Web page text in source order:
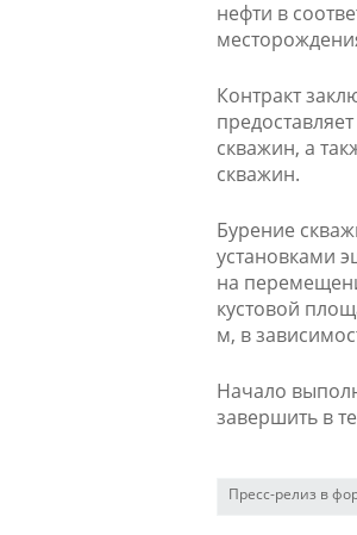
нефти в
Контракт
скважин, а
скважин.
Бурение
установками
на
кустовой
м, в
Начало
завершить в
Пресс-релиз в